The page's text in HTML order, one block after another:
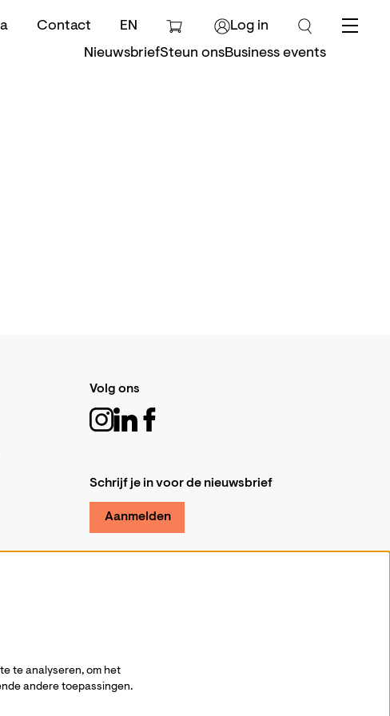
Contact EN
Log in
NieuwsbriefSteun onsBusiness events
Volg ons
Schrijf je in voor de nieuwsbrief
Aanmelden
te analyseren, om het
andere toepassingen.